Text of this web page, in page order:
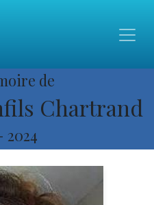
de
Chartrand
2024